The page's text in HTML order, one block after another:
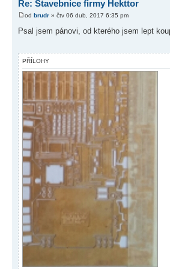
Re: Stavebnice firmy Hekttor
od brudr » čtv 06 dub, 2017 6:35 pm
Psal jsem pánovi, od kterého jsem lept
PŘÍLOHY